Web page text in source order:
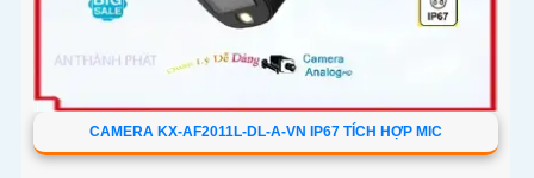
CAMERA KX-AF2011L-DL-A-VN IP67 TÍCH HỢP MIC